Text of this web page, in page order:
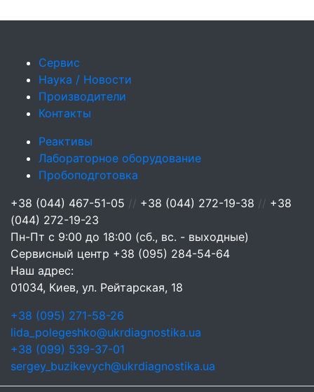
Сервис
Наука / Новости
Производители
Контакты
Реактивы
Лабораторное оборудование
Пробоподготовка
+38 (044) 467-51-05 // +38 (044) 272-19-38 // +38
(044) 272-19-23
Пн-Пт с 9:00 до 18:00 (сб., вс. - выходные)
Сервисный центр +38 (095) 284-54-64
Наш адрес:
01034, Киев, ул. Рейтарская, 18
+38 (095) 271-58-26
lida_polegeshko@ukrdiagnostika.ua
+38 (099) 539-37-01
sergey_buzikevych@ukrdiagnostika.ua